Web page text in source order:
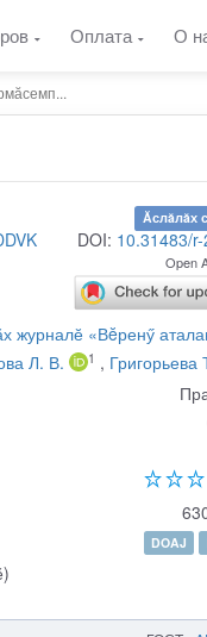
Оплата О
Ăслăлăх
DOI: 10.31483/
Open
журналӗ «Вĕренӳ
Л. В. 1 , Григорьева
DOAJ